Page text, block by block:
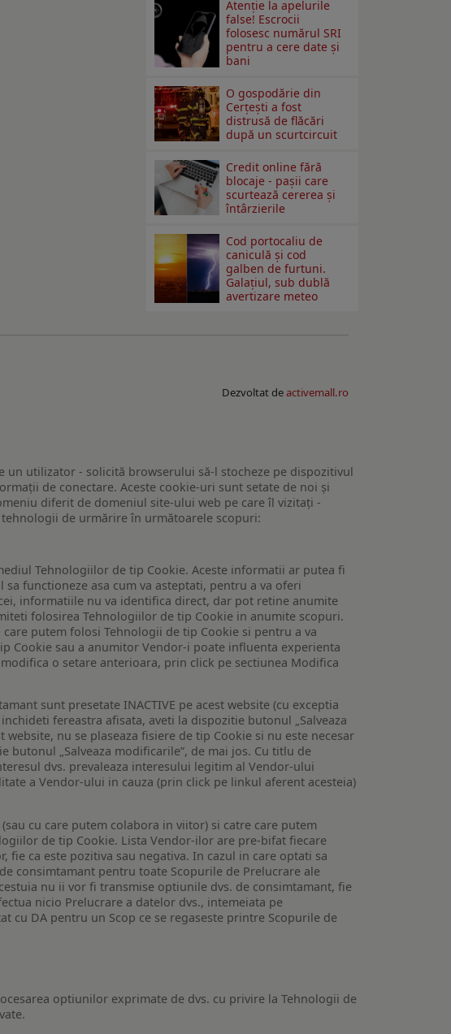
Atenție la apelurile
false! Escrocii
folosesc numărul SRI
pentru a cere date și
bani
O gospodărie din
Cerțești a fost
distrusă de flăcări
după un scurtcircuit
Credit online fără
blocaje - pașii care
scurtează cererea și
întârzierile
Cod portocaliu de
caniculă și cod
galben de furtuni.
Galațiul, sub dublă
avertizare meteo
Dezvoltat deactivemall.ro
un utilizator - solicită browserului să-l stocheze pe dispozitivul
de conectare. Aceste cookie-uri sunt setate de noi și
diferit de domeniul site-ului web pe care îl vizitați -
de urmărire în următoarele scopuri:
Tehnologiilor de tip Cookie. Aceste informatii ar putea fi
functioneze asa cum va asteptati, pentru a va oferi
informatiile nu va identifica direct, dar pot retine anumite
folosirea Tehnologiilor de tip Cookie in anumite scopuri.
putem folosi Tehnologii de tip Cookie si pentru a va
Cookie sau a anumitor Vendor-i poate influenta experienta
o setare anterioara, prin click pe sectiunea Modifica
sunt presetate INACTIVE pe acest website (cu exceptia
fereastra afisata, aveti la dispozitie butonul „Salveaza
nu se plaseaza fisiere de tip Cookie si nu este necesar
„Salveaza modificarile”, de mai jos. Cu titlu de
dvs. prevaleaza interesului legitim al Vendor-ului
a Vendor-ului in cauza (prin click pe linkul aferent acesteia)
cu care putem colabora in viitor) si catre care putem
de tip Cookie. Lista Vendor-ilor are pre-bifat fiecare
ca este pozitiva sau negativa. In cazul in care optati sa
consimtamant pentru toate Scopurile de Prelucrare ale
nu ii vor fi transmise optiunile dvs. de consimtamant, fie
nicio Prelucrare a datelor dvs., intemeiata pe
cu DA pentru un Scop ce se regaseste printre Scopurile de
optiunilor exprimate de dvs. cu privire la Tehnologii de